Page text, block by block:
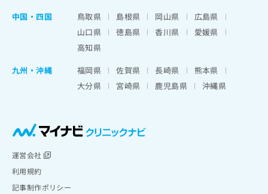
中国・四国
鳥取県 島根県 岡山県
広島県
山口県
徳島県 香川県
愛媛県
高知県
九州・沖縄
福岡県 佐賀県 長崎県
熊本県
大分県
宮崎県 鹿児島県 沖縄県
運営会社
利用規約
記事制作ポリシー